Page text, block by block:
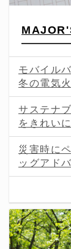
モバイル
冬の電気
サステナ
をきれいに
災害時に
ッグアド